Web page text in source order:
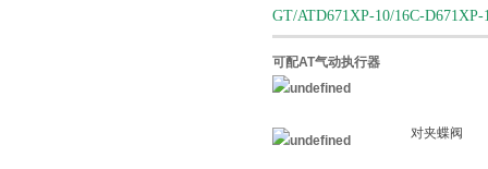
GT/ATD671XP-10/16C-
可配AT气动执行器